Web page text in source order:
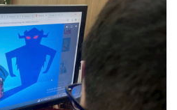
cho các sở, ngành thực hiện
phát triển công nghệ AI, hạ tầng
sức khỏe tâm thần. Bên cạnh
nhiệm của doanh nghiệp công
cấp trò chơi điện tử trong việc
vệ thông tin riêng tư của trẻ.